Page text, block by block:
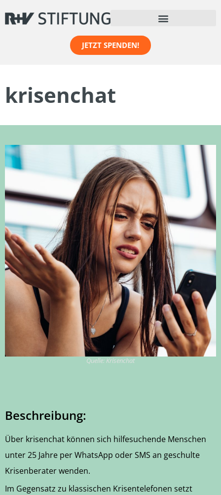
JETZT SPENDEN!
krisenchat
Quelle: Krisenchat
Beschreibung:
Über krisenchat können sich hilfesuchende Menschen
unter 25 Jahre per WhatsApp oder SMS an geschulte
Krisenberater wenden.
Im Gegensatz zu klassischen Krisentelefonen setzt